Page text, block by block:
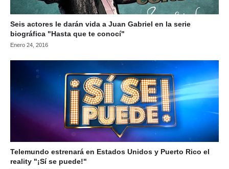
Seis actores le darán vida a Juan Gabriel en la serie
biográfica "Hasta que te conocí"
Enero 24, 2016
Telemundo estrenará en Estados Unidos y Puerto Rico el
reality "¡Sí se puede!"